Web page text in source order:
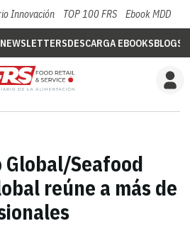
Innovación TOP 100 FRS Ebook MDD
DESCARGA EBOOKSBLOGS
Global/Seafood
reúne a más de